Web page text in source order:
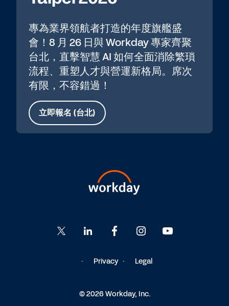
專為業界領航者打造的年度旗艦盛
會！8 月 26 日與 Workday 專家齊聚
台北，直擊智慧 AI 如何全面消除繁瑣
流程、重塑人才與營運新格局。席次
有限，不容錯過！
立即報名 (台北)
Privacy Legal
© 2026 Workday, Inc.